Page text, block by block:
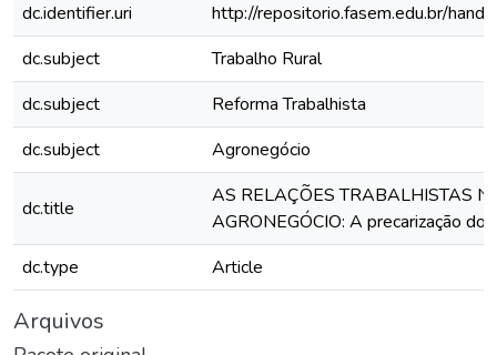
dc.identifier.uri
http://repositorio.fasem.edu.br/
dc.subject
Trabalho Rural
dc.subject
Reforma Trabalhista
dc.subject
Agronegócio
dc.title
AS RELAÇÕES TRABALHISTAS
AGRONEGÓCIO: A precarização do
dc.type
Article
Arquivos